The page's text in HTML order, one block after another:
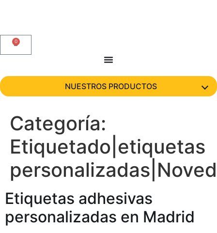
0
NUESTROS PRODUCTOS
Categoría:
Etiquetado|etiquetas
Etiquetas adhesivas
personalizadas en Madrid